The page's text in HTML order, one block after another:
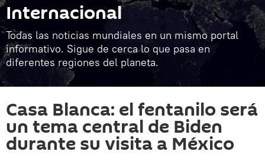
Internacional
Todas las noticias mundiales en un mismo portal
informativo. Sigue de cerca lo que pasa en
diferentes regiones del planeta.
Casa Blanca: el fentanilo será
un tema central de Biden
durante su visita a México